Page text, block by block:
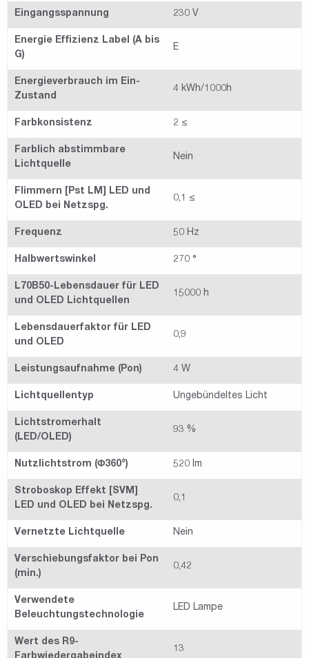
Eingangsspannung 230 V
Energie Effizienz Label (A bis
G)
E
Energieverbrauch im Ein-
Zustand
4 kWh/1000h
Farbkonsistenz 2 ≤
Farblich abstimmbare
Lichtquelle
Nein
Flimmern [Pst LM] LED und
OLED bei Netzspg.
0,1 ≤
Frequenz 50 Hz
Halbwertswinkel 270 °
L70B50-Lebensdauer für LED
und OLED Lichtquellen
15000 h
Lebensdauerfaktor für LED
und OLED
0,9
Leistungsaufnahme (Pon) 4 W
Lichtquellentyp Ungebündeltes Licht
Lichtstromerhalt
(LED/OLED)
93 %
Nutzlichtstrom (Φ360°) 520 lm
Stroboskop Effekt [SVM]
LED und OLED bei Netzspg.
0,1
Vernetzte Lichtquelle Nein
Verschiebungsfaktor bei Pon
(min.)
0,42
Verwendete
Beleuchtungstechnologie
LED Lampe
Wert des R9-
13